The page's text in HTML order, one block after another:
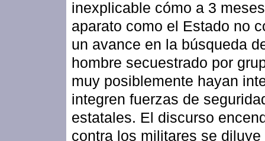
inexplicable cómo a 3
aparato como el Estado no
un avance en la búsqueda
hombre secuestrado por
muy posiblemente hayan
integren fuerzas de
estatales. El discurso
contra los militares se diluye